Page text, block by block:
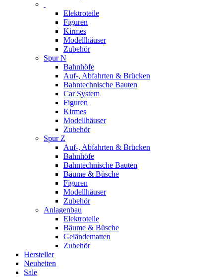
Elektroteile
Figuren
Kirmes
Modellhäuser
Zubehör
Spur N
Bahnhöfe
Auf-, Abfahrten & Brücken
Bahntechnische Bauten
Car System
Figuren
Kirmes
Modellhäuser
Zubehör
Spur Z
Auf-, Abfahrten & Brücken
Bahnhöfe
Bahntechnische Bauten
Bäume & Büsche
Figuren
Modellhäuser
Zubehör
Anlagenbau
Elektroteile
Bäume & Büsche
Geländematten
Zubehör
Hersteller
Neuheiten
Sale